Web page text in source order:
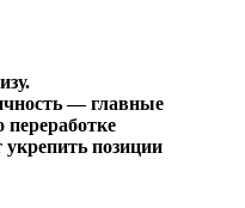
— главные
укрепить позиции